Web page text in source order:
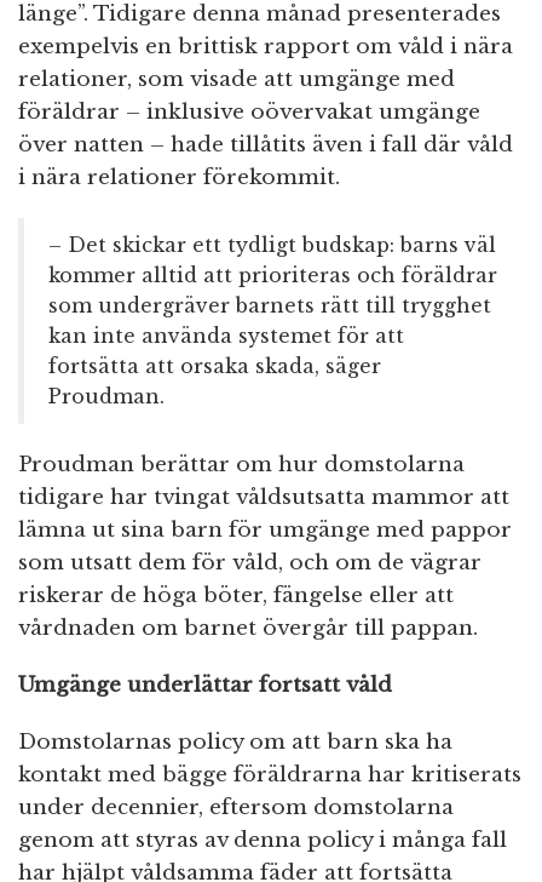
länge”. Tidigare denna månad presenterades
exempelvis en brittisk rapport om våld i nära
relationer, som visade att umgänge med
föräldrar – inklusive oövervakat umgänge
över natten – hade tillåtits även i fall där våld
i nära relationer förekommit.
– Det skickar ett tydligt budskap: barns väl
kommer alltid att prioriteras och föräldrar
som undergräver barnets rätt till trygghet
kan inte använda systemet för att
fortsätta att orsaka skada, säger
Proudman.
Proudman berättar om hur domstolarna
tidigare har tvingat våldsutsatta mammor att
lämna ut sina barn för umgänge med pappor
som utsatt dem för våld, och om de vägrar
riskerar de höga böter, fängelse eller att
vårdnaden om barnet övergår till pappan.
Umgänge underlättar fortsatt våld
Domstolarnas policy om att barn ska ha
kontakt med bägge föräldrarna har kritiserats
under decennier, eftersom domstolarna
genom att styras av denna policy i många fall
har hjälpt våldsamma fäder att fortsätta